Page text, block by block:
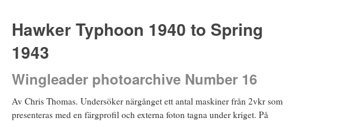
Hawker Typhoon 1940 to Spring
1943
Wingleader photoarchive Number 16
Av Chris Thomas. Undersöker närgånget ett antal maskiner från 2vkr som
presenteras med en färgprofil och externa foton tagna under kriget. På